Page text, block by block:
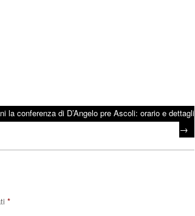
la conferenza di D’Angelo pre Ascoli: orario e dettagli
→
*